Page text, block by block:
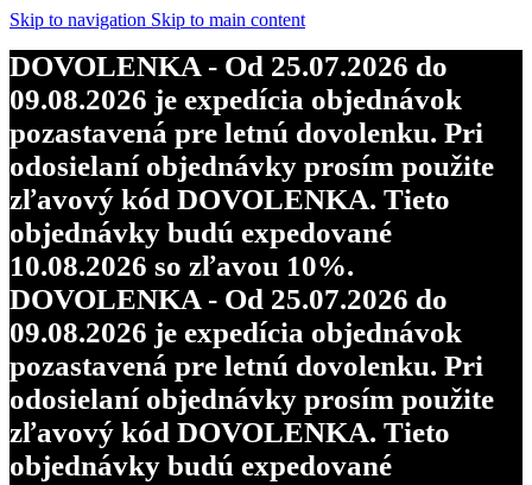
Skip to navigation Skip to main content
DOVOLENKA - Od 25.07.2026 do
09.08.2026 je expedícia objednávok
pozastavená pre letnú dovolenku. Pri
odosielaní objednávky prosím použite
zľavový kód DOVOLENKA. Tieto
objednávky budú expedované
10.08.2026 so zľavou 10%.
DOVOLENKA - Od 25.07.2026 do
09.08.2026 je expedícia objednávok
pozastavená pre letnú dovolenku. Pri
odosielaní objednávky prosím použite
zľavový kód DOVOLENKA. Tieto
objednávky budú expedované